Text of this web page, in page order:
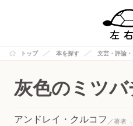
トップ 本を探す 文芸・評論
灰色のミツバ
アンドレイ・クルコフ